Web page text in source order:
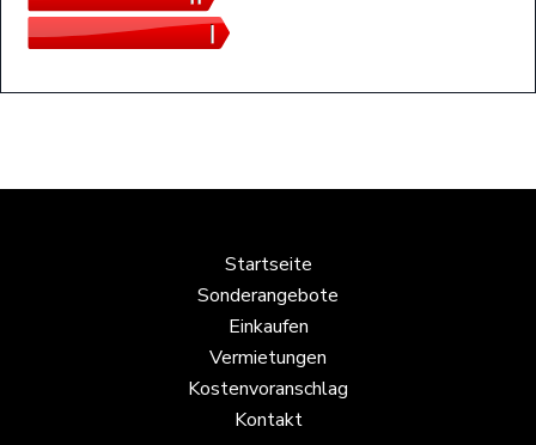
Startseite
Sonderangebote
Einkaufen
Vermietungen
Kostenvoranschlag
Kontakt